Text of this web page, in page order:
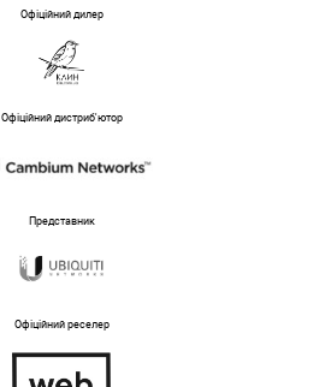
Офіційний дилер
Офіційний дистриб'ютор
Представник
Офіційний реселер